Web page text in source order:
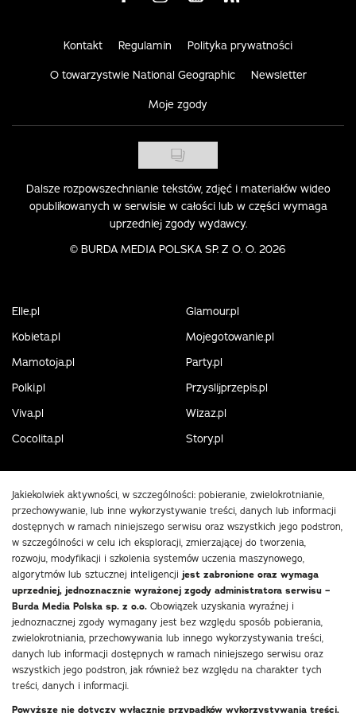
Kontakt Regulamin Polityka prywatności
O towarzystwie National Geographic Newsletter
Moje zgody
Dalsze rozpowszechnianie tekstów, zdjęć i materiałów wideo
opublikowanych w serwisie w całości lub w części wymaga
uprzedniej zgody wydawcy.
© BURDA MEDIA POLSKA SP. Z O. O. 2026
Elle.pl
Glamour.pl
Kobieta.pl
Mojegotowanie.pl
Mamotoja.pl
Party.pl
Polki.pl
Przyslijprzepis.pl
Viva.pl
Wizaz.pl
Cocolita.pl
Story.pl
Jakiekolwiek aktywności, w szczególności: pobieranie, zwielokrotnianie,
przechowywanie, lub inne wykorzystywanie treści, danych lub informacji
dostępnych w ramach niniejszego serwisu oraz wszystkich jego podstron,
w szczególności w celu ich eksploracji, zmierzającej do tworzenia,
rozwoju, modyfikacji i szkolenia systemów uczenia maszynowego,
algorytmów lub sztucznej inteligencji jest zabronione oraz wymaga
uprzedniej, jednoznacznie wyrażonej zgody administratora serwisu –
Burda Media Polska sp. z o.o. Obowiązek uzyskania wyraźnej i
jednoznacznej zgody wymagany jest bez względu sposób pobierania,
zwielokrotniania, przechowywania lub innego wykorzystywania treści,
danych lub informacji dostępnych w ramach niniejszego serwisu oraz
wszystkich jego podstron, jak również bez względu na charakter tych
treści, danych i informacji.
Powyższe nie dotyczy wyłącznie przypadków wykorzystywania treści,